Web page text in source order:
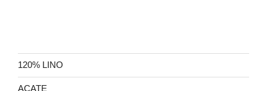
120% LINO
ACATE